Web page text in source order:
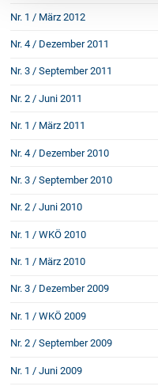
Nr. 1 / März 2012
Nr. 4 / Dezember 2011
Nr. 3 / September 2011
Nr. 2 / Juni 2011
Nr. 1 / März 2011
Nr. 4 / Dezember 2010
Nr. 3 / September 2010
Nr. 2 / Juni 2010
Nr. 1 / WKÖ 2010
Nr. 1 / März 2010
Nr. 3 / Dezember 2009
Nr. 1 / WKÖ 2009
Nr. 2 / September 2009
Nr. 1 / Juni 2009